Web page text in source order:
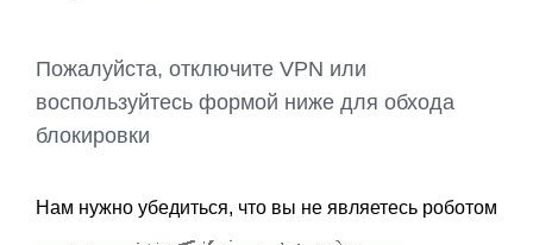
Пожалуйста, отключите VPN или
воспользуйтесь формой ниже для обхода
блокировки
Нам нужно убедиться, что вы не являетесь роботом